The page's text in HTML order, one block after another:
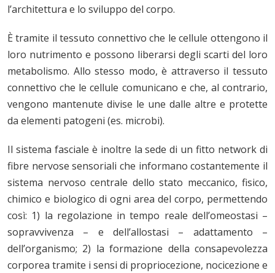
l’architettura e lo sviluppo del corpo.
È tramite il tessuto connettivo che le cellule ottengono il
loro nutrimento e possono liberarsi degli scarti del loro
metabolismo. Allo stesso modo, è attraverso il tessuto
connettivo che le cellule comunicano e che, al contrario,
vengono mantenute divise le une dalle altre e protette
da elementi patogeni (es. microbi).
Il sistema fasciale è inoltre la sede di un fitto network di
fibre nervose sensoriali che informano costantemente il
sistema nervoso centrale dello stato meccanico, fisico,
chimico e biologico di ogni area del corpo, permettendo
così: 1) la regolazione in tempo reale dell’omeostasi –
sopravvivenza – e dell’allostasi – adattamento –
dell’organismo; 2) la formazione della consapevolezza
corporea tramite i sensi di propriocezione, nocicezione e